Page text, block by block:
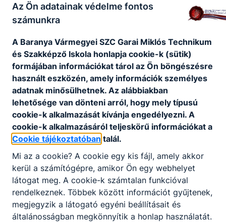
kuratóriumi elnök
Megosztás
KAPCSOLÓDÓ HÍREK
Az Ön adatainak védelme fontos
számunkra
A Baranya Vármegyei SZC Garai Miklós Technikum
és Szakképző Iskola honlapja cookie-k (sütik)
formájában információkat tárol az Ön böngészésre
használt eszközén, amely információk személyes
adatnak minősülhetnek. Az alábbiakban
lehetősége van dönteni arról, hogy mely típusú
cookie-k alkalmazását kívánja engedélyezni. A
cookie-k alkalmazásáról teljeskörű információkat a
Cookie tájékoztatóban talál.
Mi az a cookie? A cookie egy kis fájl, amely akkor
kerül a számítógépre, amikor Ön egy webhelyet
látogat meg. A cookie-k számtalan funkcióval
rendelkeznek. Többek között információt gyűjtenek,
megjegyzik a látogató egyéni beállításait és
általánosságban megkönnyítik a honlap használatát.